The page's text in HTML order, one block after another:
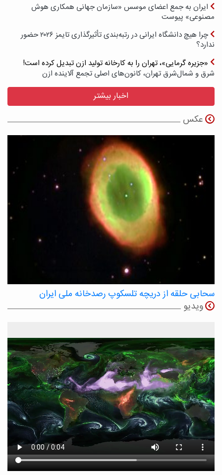
ایران به جمع اعضای موسس «سازمان جهانی همکاری هوش
مصنوعی» پیوست
چرا هیچ دانشگاه ایرانی در رتبه‌بندی تأثیرگذاری تایمز ۲۰۲۶ حضور
ندارد؟
«جزیره گرمایی»، تهران را به کارخانه تولید ازن تبدیل کرده است!
شرق و شمال‌شرق تهران، کانون‌های اصلی تجمع آلاینده ازن
اخبار بیشتر
عکس
سحابی حلقه از دریچه تلسکوپ رصدخانه ملی ایران
ویدیو